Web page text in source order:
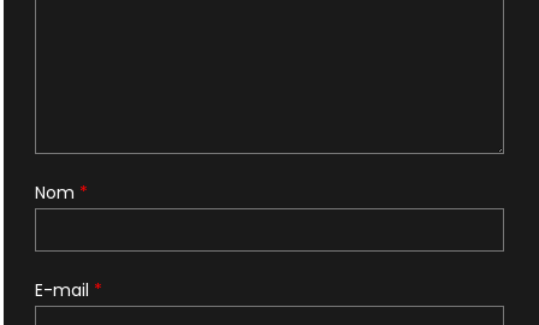
Nom *
E-mail *